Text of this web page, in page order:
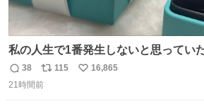
私の人生で1番発生しないと思ってい
ました
返
信
38
リ
ポ
115
い
16,865
21時間前